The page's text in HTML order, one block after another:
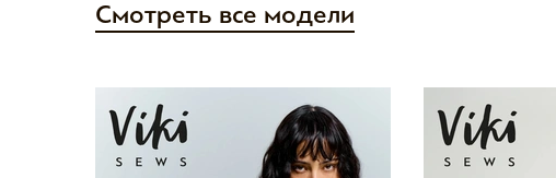
Смотреть все модели